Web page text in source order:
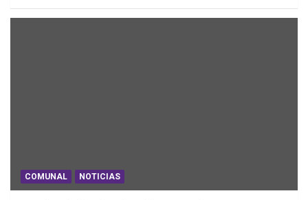
COMUNAL NOTICIAS